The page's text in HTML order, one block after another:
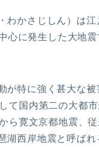
わかさじしん）は
心に発生した大地
が特に強く甚大な
て国内第二の大都
ら寛文京都地震、
西岸地震と呼ばれ